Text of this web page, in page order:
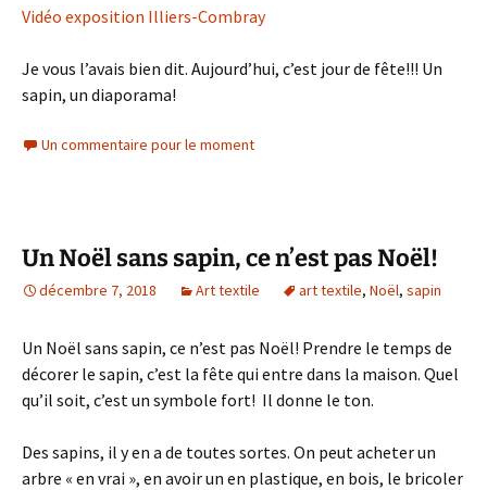
Vidéo exposition Illiers-Combray
Je vous l’avais bien dit. Aujourd’hui, c’est jour de fête!!! Un
sapin, un diaporama!
Un commentaire pour le moment
Un Noël sans sapin, ce n’est pas Noël!
décembre 7, 2018 Art textile art textile, Noël, sapin
Un Noël sans sapin, ce n’est pas Noël! Prendre le temps de
décorer le sapin, c’est la fête qui entre dans la maison. Quel
qu’il soit, c’est un symbole fort! Il donne le ton.
Des sapins, il y en a de toutes sortes. On peut acheter un
arbre « en vrai », en avoir un en plastique, en bois, le bricoler